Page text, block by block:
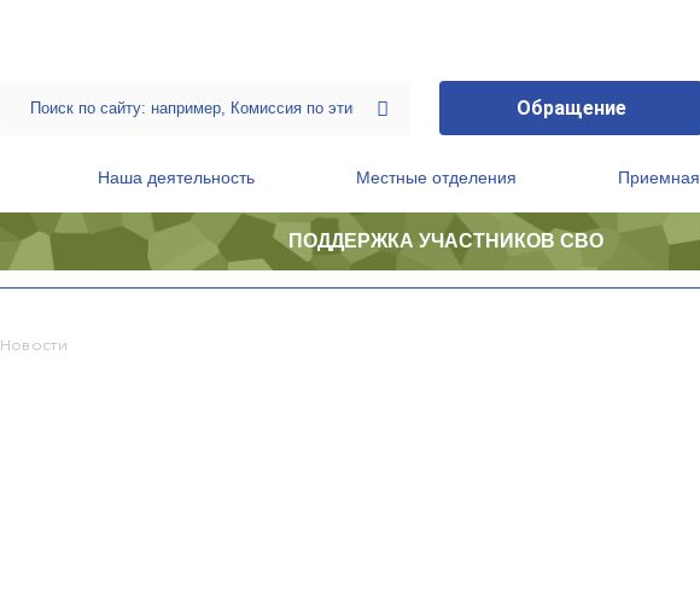
Обращение
Наша деятельность Местные отделения Приемная
ПОДДЕРЖКА УЧАСТНИКОВ СВО
Новости